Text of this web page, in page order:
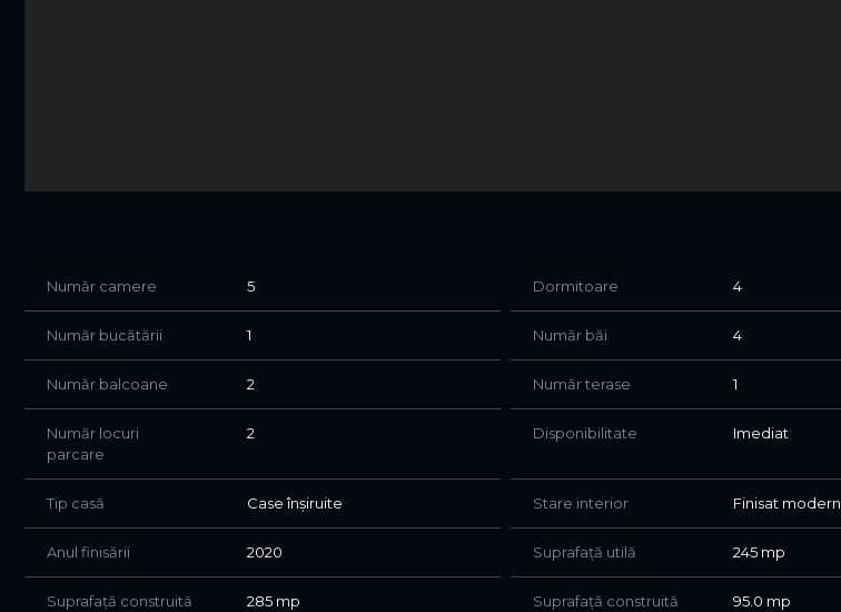
Număr camere 5 Dormitoare 4
Număr bucătării 1 Număr băi 4
Număr balcoane 2 Număr terase 1
Număr locuri
parcare
2 Disponibilitate Imediat
Tip casă Case înșiruite Stare interior Finisat modern
Anul finisării 2020 Suprafață utilă 245 mp
Suprafață construită 285 mp
Suprafață construită
95.0 mp